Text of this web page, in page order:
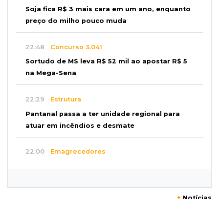
Soja fica R$ 3 mais cara em um ano, enquanto
preço do milho pouco muda
22:48 Concurso 3.041
Sortudo de MS leva R$ 52 mil ao apostar R$ 5
na Mega-Sena
22:29 Estrutura
Pantanal passa a ter unidade regional para
atuar em incêndios e desmate
22:00 Emagrecedores